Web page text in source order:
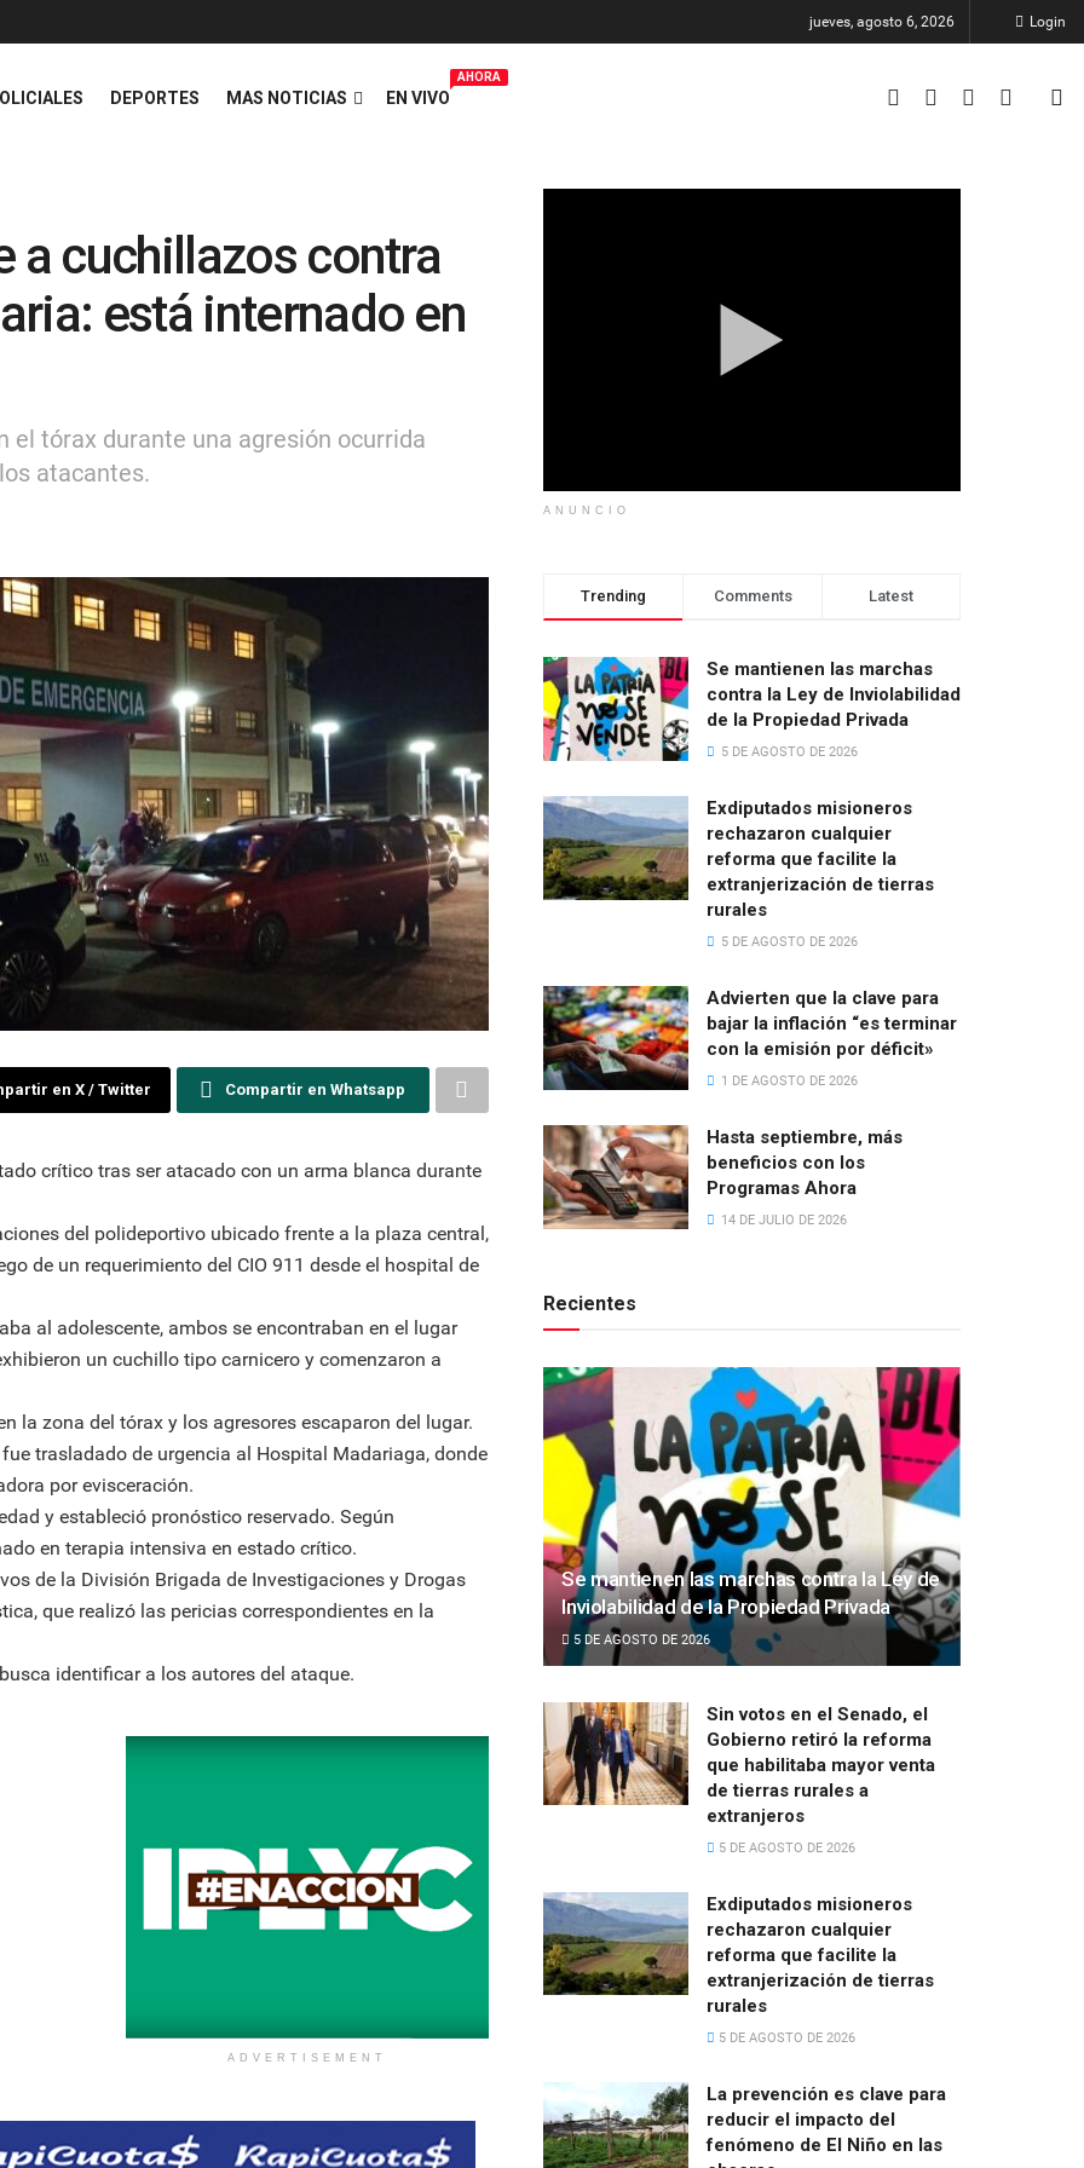
jueves, agosto 6, 2026 Login
DEPORTES MAS NOTICIAS EN VIVO
AHORA
a cuchillazos contra
está internado en
el tórax durante una agresión ocurrida
atacantes.
en X / Twitter Compartir en Whatsapp
crítico tras ser atacado con un arma blanca durante
del polideportivo ubicado frente a la plaza central,
de un requerimiento del CIO 911 desde el hospital de
al adolescente, ambos se encontraban en el lugar
un cuchillo tipo carnicero y comenzaron a
la zona del tórax y los agresores escaparon del lugar.
trasladado de urgencia al Hospital Madariaga, donde
por evisceración.
y estableció pronóstico reservado. Según
en terapia intensiva en estado crítico.
de la División Brigada de Investigaciones y Drogas
que realizó las pericias correspondientes en la
identificar a los autores del ataque.
ADVERTISEMENT
ANUNCIO
Trending Comments Latest
Se mantienen las marchas
contra la Ley de Inviolabilidad
de la Propiedad Privada
5 DE AGOSTO DE 2026
Exdiputados misioneros
rechazaron cualquier
reforma que facilite la
extranjerización de tierras
rurales
5 DE AGOSTO DE 2026
Advierten que la clave para
bajar la inflación “es terminar
con la emisión por déficit»
1 DE AGOSTO DE 2026
Hasta septiembre, más
beneficios con los
Programas Ahora
14 DE JULIO DE 2026
Recientes
Se mantienen las marchas contra la Ley de
Inviolabilidad de la Propiedad Privada
5 DE AGOSTO DE 2026
Sin votos en el Senado, el
Gobierno retiró la reforma
que habilitaba mayor venta
de tierras rurales a
extranjeros
5 DE AGOSTO DE 2026
Exdiputados misioneros
rechazaron cualquier
reforma que facilite la
extranjerización de tierras
rurales
5 DE AGOSTO DE 2026
La prevención es clave para
reducir el impacto del
fenómeno de El Niño en las